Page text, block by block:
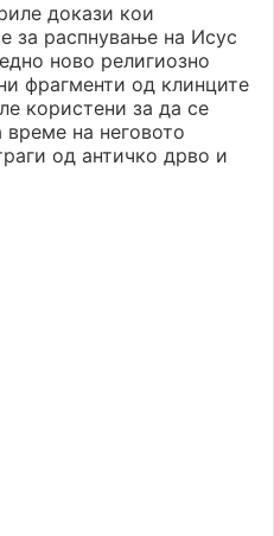
докази кои
за распнување на Исус
ново религиозно
фрагменти од клинците
користени за да се
време на неговото
од античко дрво и